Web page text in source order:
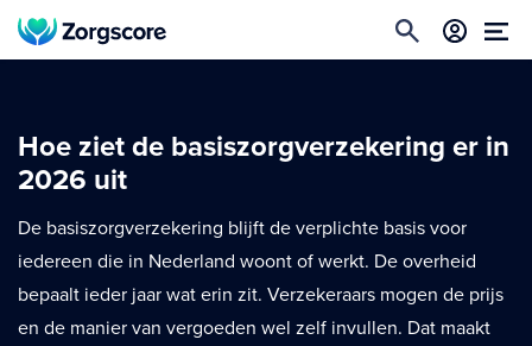
Hoe ziet de basiszorgverzekering er in
2026 uit
De basiszorgverzekering blijft de verplichte basis voor
iedereen die in Nederland woont of werkt. De overheid
bepaalt ieder jaar wat erin zit. Verzekeraars mogen de prijs
en de manier van vergoeden wel zelf invullen. Dat maakt